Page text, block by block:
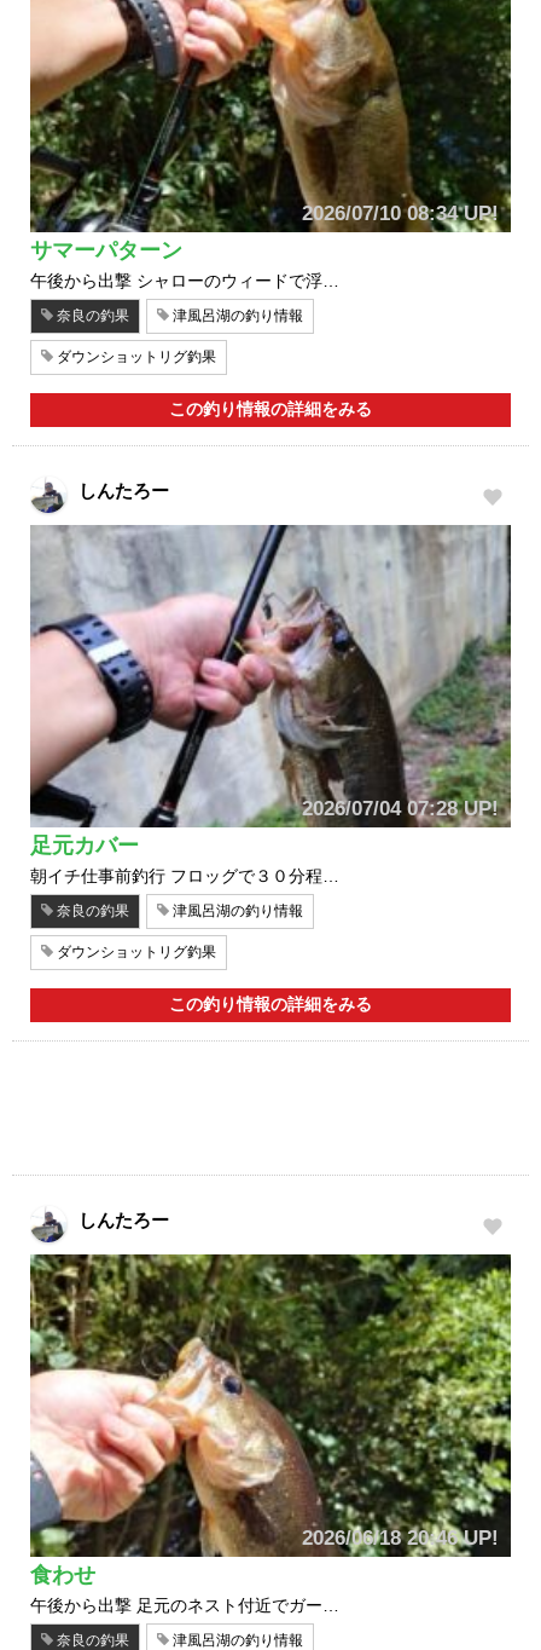
2026/07/10 08:34 UP!
サマーパターン
午後から出撃 シャローのウィードで浮…
奈良の釣果 津風呂湖の釣り情報
ダウンショットリグ釣果
この釣り情報の詳細をみる
しんたろー
2026/07/04 07:28 UP!
足元カバー
朝イチ仕事前釣行 フロッグで３０分程…
奈良の釣果 津風呂湖の釣り情報
ダウンショットリグ釣果
この釣り情報の詳細をみる
しんたろー
2026/06/18 20:46 UP!
食わせ
午後から出撃 足元のネスト付近でガー…
奈良の釣果 津風呂湖の釣り情報